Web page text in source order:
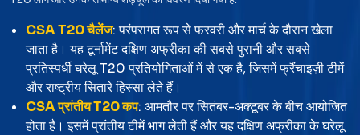
CSA T20 चैलेंज: परंपरागत रूप से फरवरी और मार्च के दौरान खेला
जाता है। यह टूर्नामेंट दक्षिण अफ्रीका की सबसे पुरानी और सबसे
प्रतिस्पर्धी घरेलू T20 प्रतियोगिताओं में से एक है, जिसमें फ्रैंचाइज़ी टीमें
और राष्ट्रीय सितारे हिस्सा लेते हैं।
CSA प्रांतीय T20 कप: आमतौर पर सितंबर-अक्टूबर के बीच आयोजित
होता है। इसमें प्रांतीय टीमें भाग लेती हैं और यह दक्षिण अफ्रीका के घरेलू